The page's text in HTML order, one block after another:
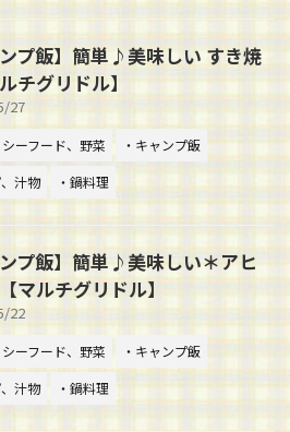
ンプ飯】簡単♪美味しい すき焼
チグリドル】
27
シーフード、野菜
・キャンプ飯
汁物
・鍋料理
ンプ飯】簡単♪美味しい＊アヒ
マルチグリドル】
22
シーフード、野菜
・キャンプ飯
汁物
・鍋料理